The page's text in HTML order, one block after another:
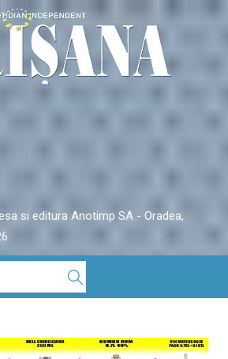
si editura Anotimp SA - Oradea,